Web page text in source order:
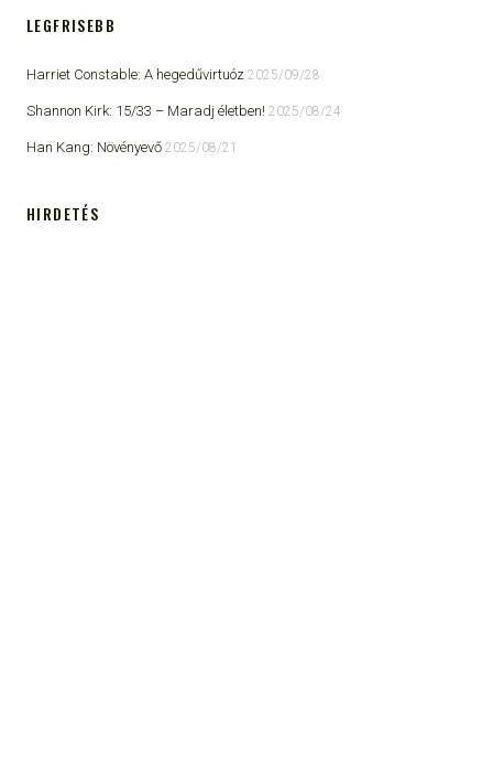
LEGFRISEBB
Harriet Constable: A hegedűvirtuóz 2025/09/28
Shannon Kirk: 15/33 ​– Maradj életben! 2025/08/24
Han Kang: Növényevő 2025/08/21
HIRDETÉS